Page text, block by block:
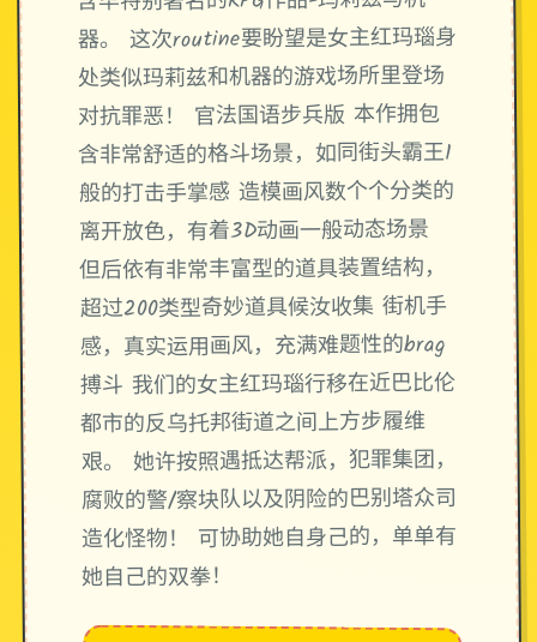
器。 这次routine要盼望是女主红玛瑙身
处类似玛莉兹和机器的游戏场所里登场
对抗罪恶！ 官法国语步兵版 本作拥包
含非常舒适的格斗场景，如同街头霸王1
般的打击手掌感 造模画风数个个分类的
离开放色，有着3D动画一般动态场景
但后依有非常丰富型的道具装置结构，
超过200类型奇妙道具候汝收集 街机手
感，真实运用画风，充满难题性的brag
搏斗 我们的女主红玛瑙行移在近巴比伦
都市的反乌托邦街道之间上方步履维
艰。 她许按照遇抵达帮派，犯罪集团，
腐败的警/察块队以及阴险的巴别塔众司
造化怪物！ 可协助她自身己的，单单有
她自己的双拳！